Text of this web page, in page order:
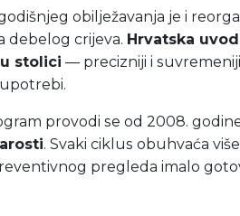
obilježavanja je i
debelog crijeva. Hrvatska
stolici — precizniji i
provodi se od 2008.
. Svaki ciklus obuhvaća
pregleda imalo